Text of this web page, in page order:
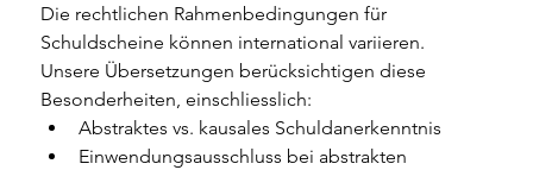
Die rechtlichen Rahmenbedingungen für
Schuldscheine können international variieren.
Unsere Übersetzungen berücksichtigen diese
Besonderheiten, einschliesslich:
Abstraktes vs. kausales Schuldanerkenntnis
Einwendungsausschluss bei abstrakten